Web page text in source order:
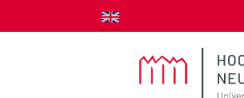
zum Inhalt springen